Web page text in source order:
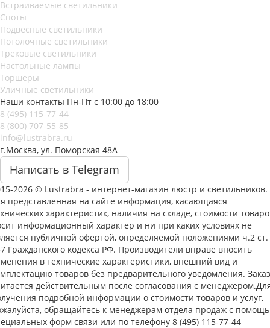
Встраиваемые светильники
Споты
Подвесные светильники
Потолочные светильники
Трековые светильники
Настольные лампы
Торшеры
Уличные светильники
Наши контакты Пн-Пт с 10:00 до 18:00
8 (495) 115-77-44
8 (800) 707-55-85
info@lustrabra.ru
г.Москва, ул. Поморская 48А
Написать в Telegram
2026 © Lustrabra - интернет-магазин люстр и светильников.
представленная на сайте информация, касающаяся
характеристик, наличия на складе, стоимости
информационный характер и ни при каких условиях не
публичной офертой, определяемой положениями ч.2 ст.
Гражданского кодекса РФ. Производители вправе вносить
в технические характеристики, внешний вид и
товаров без предварительного уведомления. Заказ
действительным после согласования с
подробной информации о стоимости товаров и услуг,
обращайтесь к менеджерам отдела продаж с
форм связи или по телефону 8 (495) 115-77-44